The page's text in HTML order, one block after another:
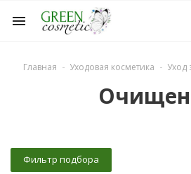
menu
Главная Уходовая косметика Уход
Фильтр подбора